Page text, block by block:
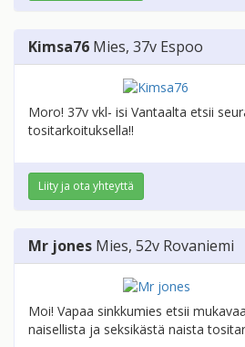
Kimsa76 Mies, 37v Espoo
Moro! 37v vkl- isi Vantaalta etsii
tositarkoituksella!!
Liity ja ota yhteyttä
Mr jones Mies, 52v Rovaniemi
Moi! Vapaa sinkkumies etsii
naisellista ja seksikästä naista